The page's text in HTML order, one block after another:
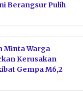
Berangsur Pulih
Minta Warga
Kerusakan
Gempa M6,2